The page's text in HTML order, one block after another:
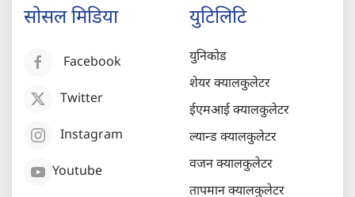
सोसल मिडिया
Facebook
Twitter
Instagram
Youtube
युटिलिटि
युनिकोड
शेयर क्यालकुलेटर
ईएमआई क्यालकुलेटर
ल्यान्ड क्यालकुलेटर
वजन क्यालकुलेटर
तापमान क्यालकुलेटर